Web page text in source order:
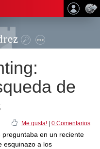
de
Me gusta! 0 Comentarios
en un reciente
esquinazo a los